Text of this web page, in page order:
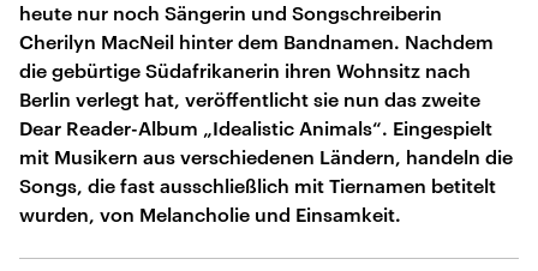
heute nur noch Sängerin und Songschreiberin
Cherilyn MacNeil hinter dem Bandnamen. Nachdem
die gebürtige Südafrikanerin ihren Wohnsitz nach
Berlin verlegt hat, veröffentlicht sie nun das zweite
Dear Reader-Album „Idealistic Animals“. Eingespielt
mit Musikern aus verschiedenen Ländern, handeln die
Songs, die fast ausschließlich mit Tiernamen betitelt
wurden, von Melancholie und Einsamkeit.